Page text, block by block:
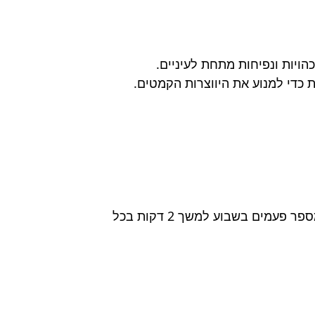
ונפיחות מתחת לעיניים.
כדי למנוע את היווצרות הקמטים.
מספר פעמים בשבוע למשך 2 דקות בכל